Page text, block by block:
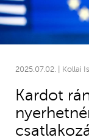
2025.07.02. | Kollai
Kardot